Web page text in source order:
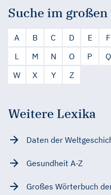
Suche im
A B C D E F
L
M N O P Q
W
X Y Z
Weitere Lexika
Daten der
Gesundheit A-Z
Großes Wörterbuch